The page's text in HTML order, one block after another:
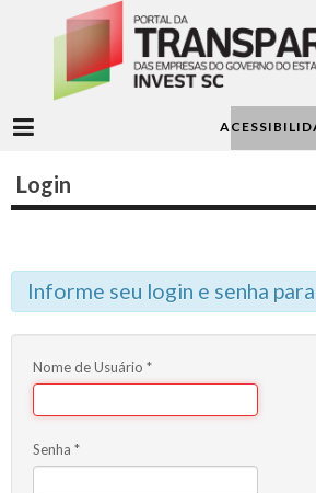
Login
Informe seu login e senha
Nome de Usuário *
Senha *